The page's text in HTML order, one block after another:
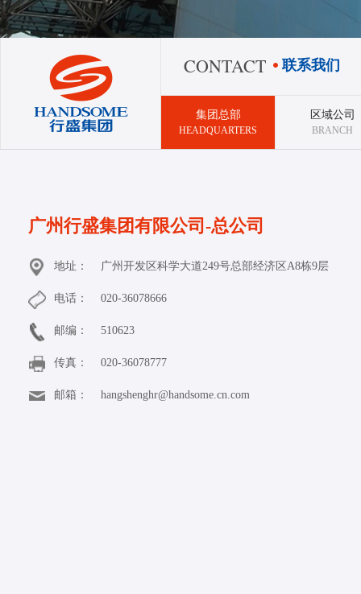
CONTACT 联系我们
集团总部
HEADQUARTERS
区域公司
BRANCH
广州行盛集团有限公司-总公司
地址： 广州开发区科学大道249号总部经济区A8栋9层
电话： 020-36078666
邮编： 510623
传真： 020-36078777
邮箱： hangshenghr@handsome.cn.com